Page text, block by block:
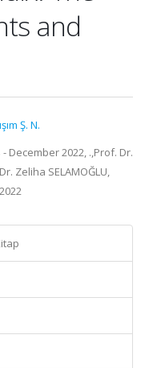
and
Ş. N.
December 2022, .,Prof. Dr.
Zeliha SELAMOĞLU,